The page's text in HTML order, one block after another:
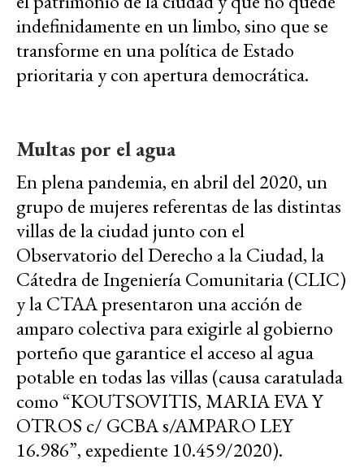
indefinidamente en un limbo, sino que se
transforme en una política de Estado
prioritaria y con apertura democrática.
Multas por el agua
En plena pandemia, en abril del 2020, un
grupo de mujeres referentas de las distintas
villas de la ciudad junto con el
Observatorio del Derecho a la Ciudad, la
Cátedra de Ingeniería Comunitaria (CLIC)
y la CTAA presentaron una acción de
amparo colectiva para exigirle al gobierno
porteño que garantice el acceso al agua
potable en todas las villas (causa caratulada
como “KOUTSOVITIS, MARIA EVA Y
OTROS c/ GCBA s/AMPARO LEY
16.986”, expediente 10.459/2020).